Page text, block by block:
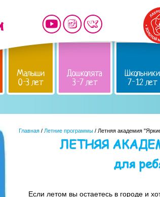
Малыши
0-3 лет
Дошколята
3-7 лет
Школьники
7-12 лет
Главная / Летние программы / Летняя академия
ЛЕТНЯЯ
для
Если летом вы остаетесь в городе и